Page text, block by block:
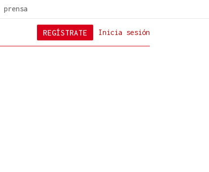
prensa
Inicia sesión
REGÍSTRATE